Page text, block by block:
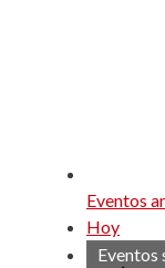
Eventos
Hoy
Eventos